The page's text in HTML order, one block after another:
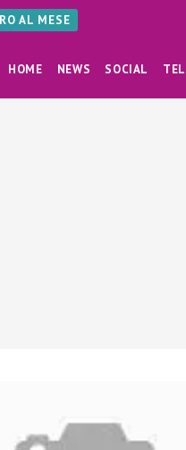
AL MESE
HOME NEWS SOCIAL